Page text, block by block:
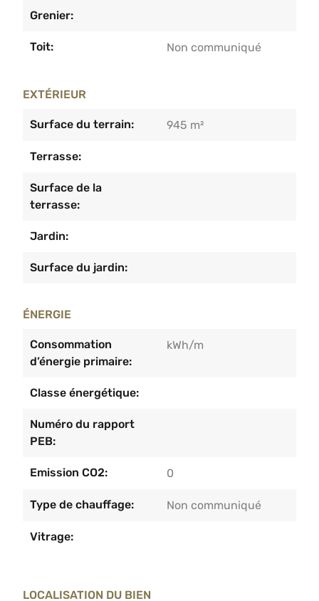
Grenier:
Toit: Non communiqué
EXTÉRIEUR
Surface du terrain: 945 m²
Terrasse:
Surface de la
terrasse:
Jardin:
Surface du jardin:
ÉNERGIE
Consommation
d’énergie primaire:
kWh/m
Classe énergétique:
Numéro du rapport
PEB:
Emission CO2: 0
Type de chauffage: Non communiqué
Vitrage:
LOCALISATION DU BIEN